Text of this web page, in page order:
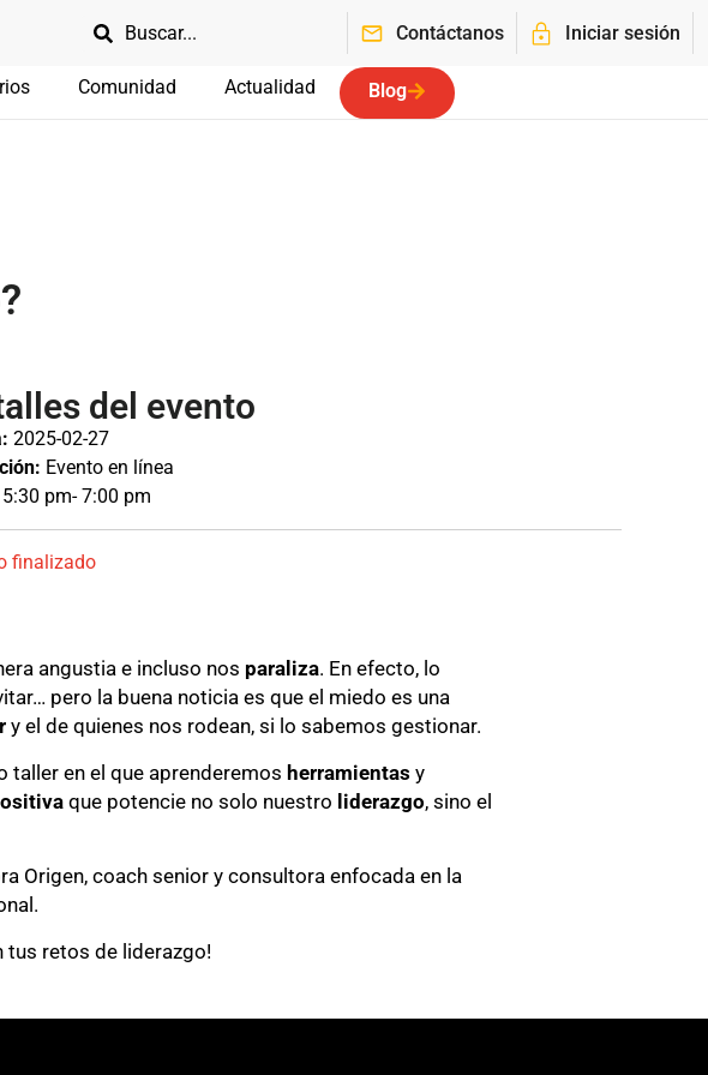
Contáctanos Iniciar sesión
Comunidad Actualidad Blog
del evento
2025-02-27
Evento en línea
5:30 pm- 7:00 pm
finalizado
angustia e incluso nos paraliza. En efecto, lo
pero la buena noticia es que el miedo es una
y el de quienes nos rodean, si lo sabemos gestionar.
taller en el que aprenderemos herramientas y
que potencie no solo nuestro liderazgo, sino el
Origen, coach senior y consultora enfocada en la
tus retos de liderazgo!